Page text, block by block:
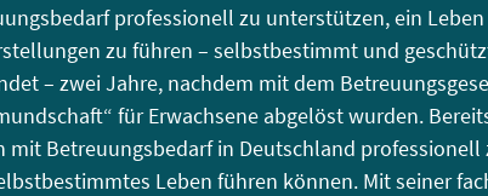
professionell zu unterstützen, ein Leben
zu führen – selbstbestimmt und
– zwei Jahre, nachdem mit dem
für Erwachsene abgelöst wurden.
mit Betreuungsbedarf in Deutschland
Leben führen können. Mit seiner